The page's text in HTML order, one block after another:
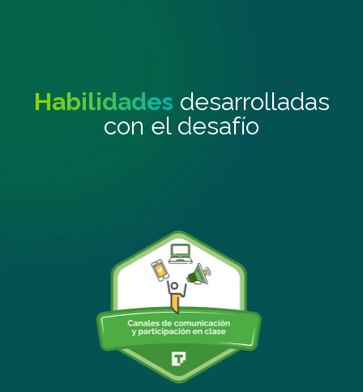
Habilidades desarrolladas
con el desafío